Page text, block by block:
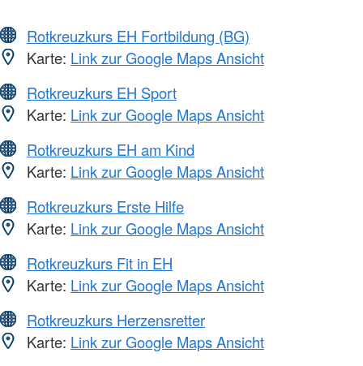
Rotkreuzkurs EH Fortbildung (BG)
Karte: Link zur Google Maps Ansicht
Rotkreuzkurs EH Sport
Karte: Link zur Google Maps Ansicht
Rotkreuzkurs EH am Kind
Karte: Link zur Google Maps Ansicht
Rotkreuzkurs Erste Hilfe
Karte: Link zur Google Maps Ansicht
Rotkreuzkurs Fit in EH
Karte: Link zur Google Maps Ansicht
Rotkreuzkurs Herzensretter
Karte: Link zur Google Maps Ansicht